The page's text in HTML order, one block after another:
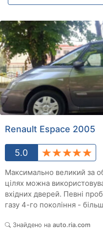
Renault Espace 2005
5.0
Максимально великий за
цілях можна
вхідних дверей. Певні
газу 4-го покоління -
Знайдено на auto.ria.com